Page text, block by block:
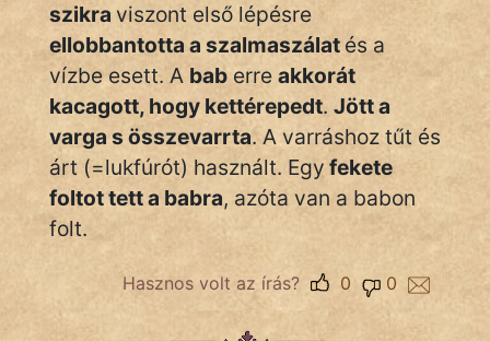
Novella
És
Elbeszélés
Regény
Tanmese
Vers
szikra viszont első lépésre
ellobbantotta a szalmaszálat és a
vízbe esett. A bab erre akkorát
kacagott, hogy kettérepedt. Jött a
varga s összevarrta. A varráshoz tűt és
árt (=lukfúrót) használt. Egy fekete
foltot tett a babra, azóta van a babon
folt.
Hasznos volt az írás? 0
0